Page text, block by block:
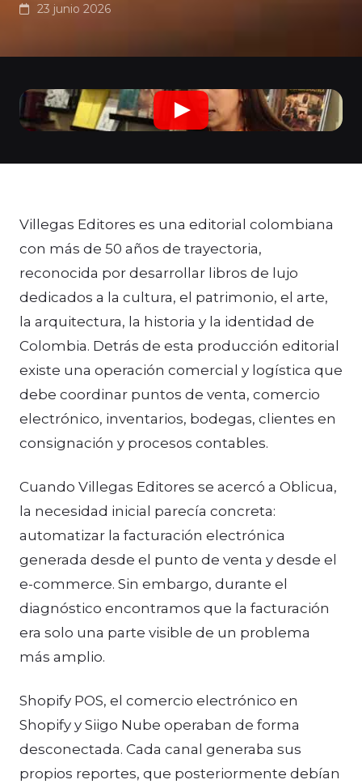
23 junio 2026
Villegas Editores es una editorial colombiana
con más de 50 años de trayectoria,
reconocida por desarrollar libros de lujo
dedicados a la cultura, el patrimonio, el arte,
la arquitectura, la historia y la identidad de
Colombia. Detrás de esta producción editorial
existe una operación comercial y logística que
debe coordinar puntos de venta, comercio
electrónico, inventarios, bodegas, clientes en
consignación y procesos contables.
Cuando Villegas Editores se acercó a Oblicua,
la necesidad inicial parecía concreta:
automatizar la facturación electrónica
generada desde el punto de venta y desde el
e-commerce. Sin embargo, durante el
diagnóstico encontramos que la facturación
era solo una parte visible de un problema
más amplio.
Shopify POS, el comercio electrónico en
Shopify y Siigo Nube operaban de forma
desconectada. Cada canal generaba sus
propios reportes, que posteriormente debían